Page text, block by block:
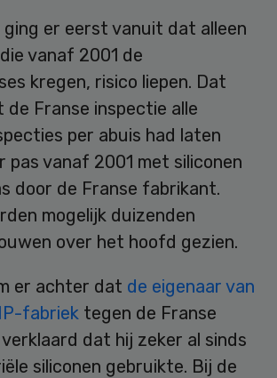
ging er eerst vanuit dat alleen
vanaf 2001 de
kregen, risico liepen. Dat
de Franse inspectie alle
per abuis had laten
pas vanaf 2001 met siliconen
door de Franse fabrikant.
mogelijk duizenden
over het hoofd gezien.
er achter dat de eigenaar van
fabriek tegen de Franse
dat hij zeker al sinds
siliconen gebruikte. Bij de